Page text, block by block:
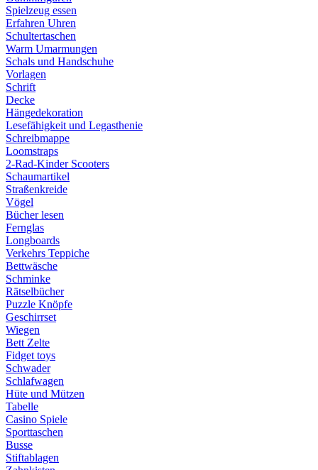
Spielzeug essen
Erfahren Uhren
Schultertaschen
Warm Umarmungen
Schals und Handschuhe
Vorlagen
Schrift
Decke
Hängedekoration
Lesefähigkeit und Legasthenie
Schreibmappe
Loomstraps
2-Rad-Kinder Scooters
Schaumartikel
Straßenkreide
Vögel
Bücher lesen
Fernglas
Longboards
Verkehrs Teppiche
Bettwäsche
Schminke
Rätselbücher
Puzzle Knöpfe
Geschirrset
Wiegen
Bett Zelte
Fidget toys
Schwader
Schlafwagen
Hüte und Mützen
Tabelle
Casino Spiele
Sporttaschen
Busse
Stiftablagen